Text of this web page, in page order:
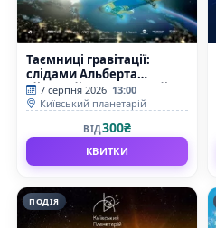
Таємниці гравітації:
слідами Альберта
Ейнштейна (Київський
планетарій)
7 серпня 2026 13:00
Київський планетарій
ВІД300₴
КВИТКИ
ПОДІЯ